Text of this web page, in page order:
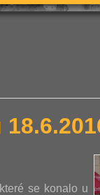
se konalo u